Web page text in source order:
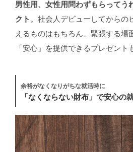
男性用、女性用問わずもらってう
クト 。社会人デビューしてからの
えるものはもちろん、緊張する場
「安心」を提供できるプレゼント
余裕がなくなりがちな就活時に
「なくならない財布」で安心の